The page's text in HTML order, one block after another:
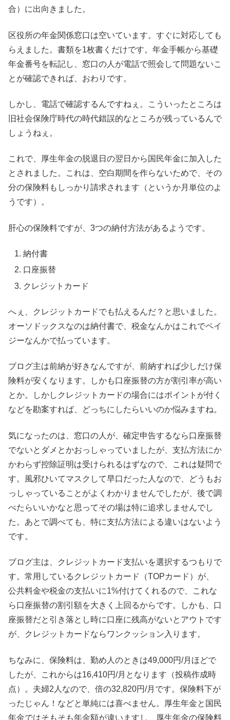
合）に出向きました。
区役所の年金関係窓口は空いています。すぐに対応しても
らえました。書類を1枚書くだけです。年金手帳から基礎
年金番号を転記し、窓口の人が電話で照会して問題ないこ
とが確認できれば、おわりです。
しかし、電話で確認するんですねぇ。こういったところは
旧社会保険庁時代の時代錯誤的なところが残っているんで
しょうねぇ。
これで、厚生年金の脱退日の翌日から国民年金に加入した
とされました。これは、空白期間を作らないためで、その
分の保険料もしっかり請求されます（というか月単位のよ
うです）。
肝心の保険料ですが、3つの納付方法があるようです。
納付書
口座振替
クレジットカード
へぇ、クレジットカードでも払えるんだ？と思いました。
オーソドックスなのは納付書で、税金なんかはこれでペイ
ジーなんかで払っています。
ブログ主は前納が好きなんですが、前納すれば少しだけ保
険料が安くなります。しかも口座振替の方が割引率が高い
とか。しかしクレジットカードの場合にはポイントが付く
などを勘案すれば、どっちにしたらいいのか悩みますね。
気になったのは、窓口の人が、確定申告するなら口座振替
でないとダメとかおっしゃっていましたが、支払方法にか
かわらず控除証明は受けられるはずなので、これは疑問で
す。風邪ひいてマスクして早口だった人なので、どうもお
っしゃっていることがよくわかりませんでしたが、後で調
べたらいいかなと思ってその場は特に追求しませんでし
た。あとで調べても、特に支払方法による違いはないよう
です。
ブログ主は、クレジットカード支払いを選択するつもりで
す。常用しているクレジットカード（TOPカード）が、
公共料金や税金の支払いに1%付けてくれるので、これな
ら口座振替の割引額を大きく上回るからです。しかも、口
座振替だと引き落とし時に口座に残高がないとアウトです
が、クレジットカードならワンクッション入ります。
ちなみに、保険料は、勤め人のときは49,000円/月ほどで
したが、これからは16,410円/月となります（投稿作成時
点）。夫婦2人なので、倍の32,820円/月です。保険料下が
ったじゃん！などと単純には喜べません。厚生年金と国民
年金ではそもそも年金額が違いますし、厚生年金の保険料